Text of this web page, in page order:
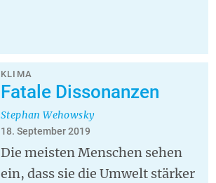
KLIMA
Fatale Dissonanzen
Stephan Wehowsky
18. September 2019
Die meisten Menschen sehen
ein, dass sie die Umwelt stärker